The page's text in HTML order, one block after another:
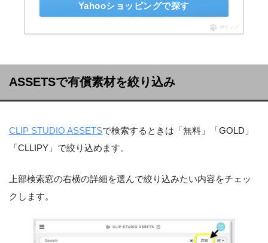
Yahooショッピングで探す
ポチップ
ASSETSで有償素材を絞り込み
CLIP STUDIO ASSETSで検索するときは「無料」「GOLD」
「CLLIPY」で絞り込めます。
上部検索窓の右横の詳細を選んで絞り込みたい内容をチェッ
クします。